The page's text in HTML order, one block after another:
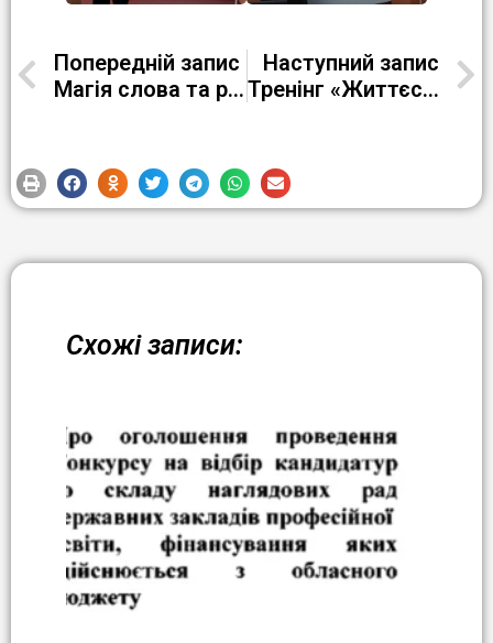
Попередній запис
Магія слова та ритму: Гійом Аполлінер і поезія «Міст Мірабо»
Наступний запис
Тренінг «Життєстійкість молоді в умовах війни»
Схожі записи: